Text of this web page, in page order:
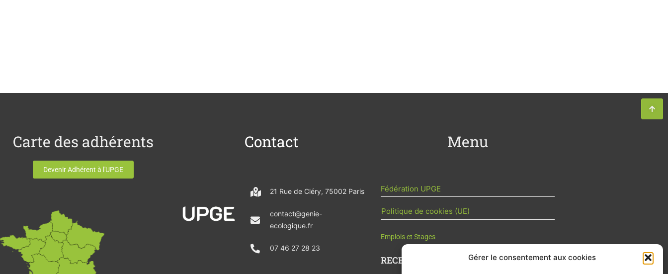
Gérer le consentement aux cookies
Carte des adhérents
Devenir Adhérent à l'UPGE
Contact
21 Rue de Cléry, 75002 Paris
contact@genie-
ecologique.fr
07 46 27 28 23
Menu
Fédération UPGE
Politique de cookies (UE)
Emplois et Stages
RECEVOIR L'ACTU DE LA FILIÈRE